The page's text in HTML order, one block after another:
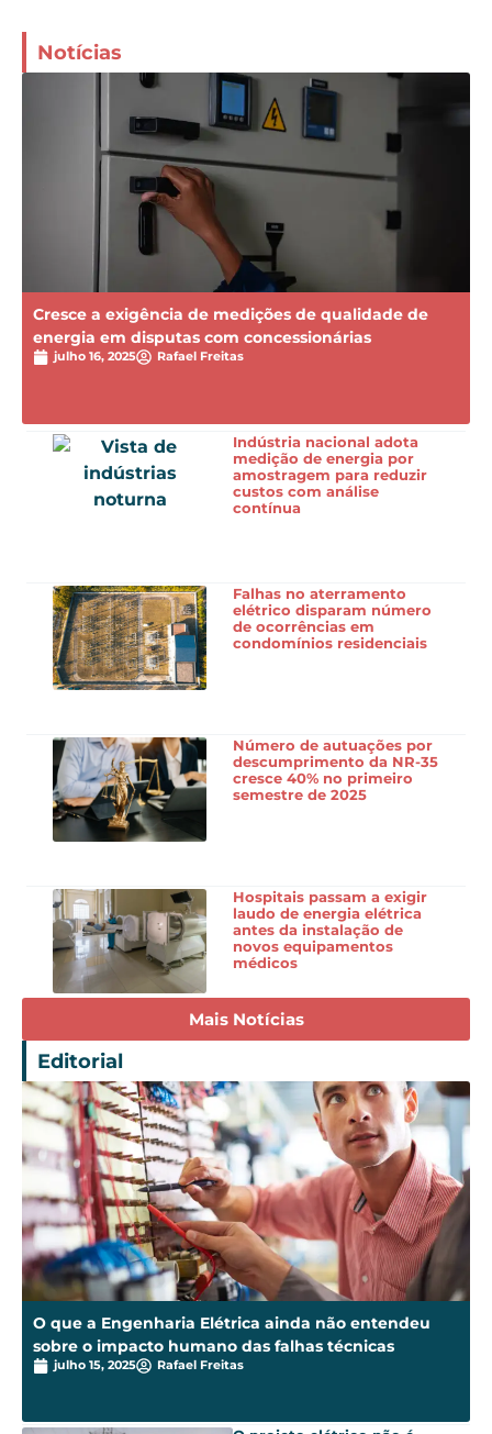
Notícias
Cresce a exigência de medições de qualidade de
energia em disputas com concessionárias
julho 16, 2025 Rafael Freitas
Indústria nacional adota
medição de energia por
amostragem para reduzir
custos com análise
contínua
Falhas no aterramento
elétrico disparam número
de ocorrências em
condomínios residenciais
Número de autuações por
descumprimento da NR-35
cresce 40% no primeiro
semestre de 2025
Hospitais passam a exigir
laudo de energia elétrica
antes da instalação de
novos equipamentos
médicos
Mais Notícias
Editorial
O que a Engenharia Elétrica ainda não entendeu
sobre o impacto humano das falhas técnicas
julho 15, 2025 Rafael Freitas